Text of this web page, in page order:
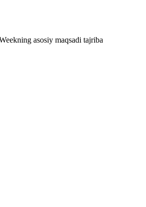
asosiy maqsadi tajriba